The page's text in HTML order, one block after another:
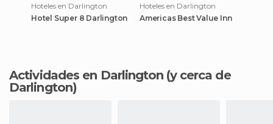
Hoteles en Darlington
Hotel Super 8 Darlington
Hoteles en Darlington
Americas Best Value Inn
Actividades en Darlington (y cerca de
Darlington)